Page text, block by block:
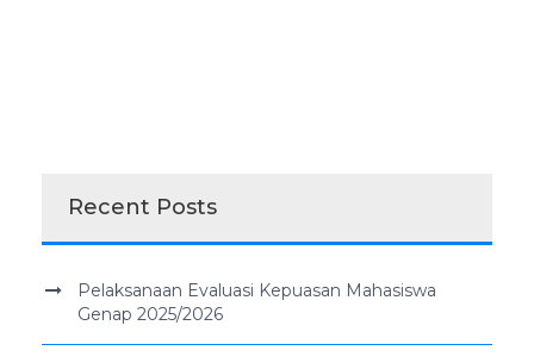
Recent Posts
Pelaksanaan Evaluasi Kepuasan Mahasiswa
Genap 2025/2026